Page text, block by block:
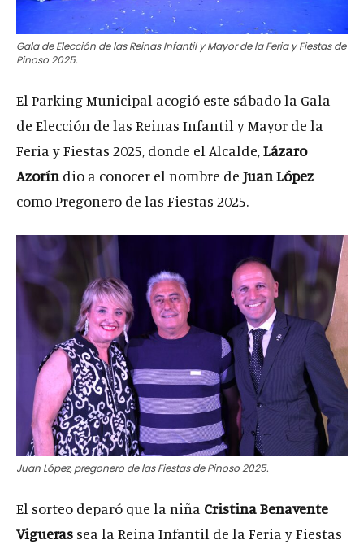
Gala de Elección de las Reinas Infantil y Mayor de la Feria y Fiestas de
Pinoso 2025.
El Parking Municipal acogió este sábado la Gala
de Elección de las Reinas Infantil y Mayor de la
Feria y Fiestas 2025, donde el Alcalde,Lázaro
Azorín dio a conocer el nombre de Juan López
como Pregonero de las Fiestas 2025.
Juan López, pregonero de las Fiestas de Pinoso 2025.
El sorteo deparó que la niña Cristina Benavente
Vigueras sea la Reina Infantil de la Feria y Fiestas